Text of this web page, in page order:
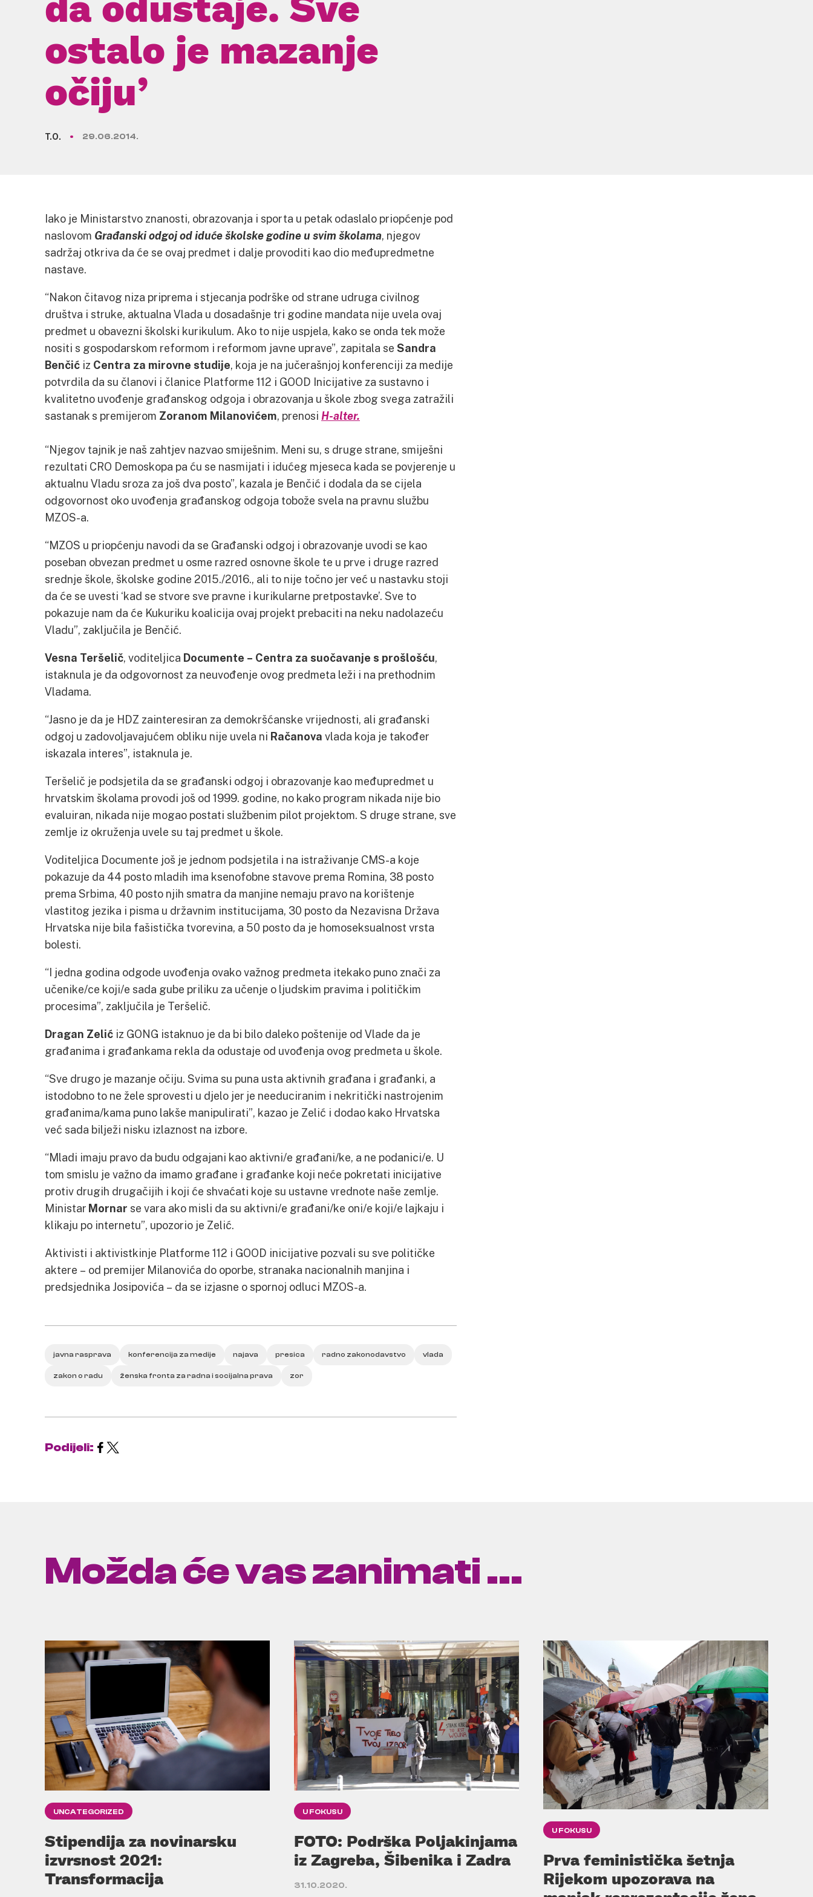
ostalo je mazanje
očiju’
T.O. 29.06.2014.
Iako je Ministarstvo znanosti, obrazovanja i sporta u petak odaslalo priopćenje pod
naslovom Građanski odgoj od iduće školske godine u svim školama, njegov
sadržaj otkriva da će se ovaj predmet i dalje provoditi kao dio međupredmetne
nastave.
“Nakon čitavog niza priprema i stjecanja podrške od strane udruga civilnog
društva i struke, aktualna Vlada u dosadašnje tri godine mandata nije uvela ovaj
predmet u obavezni školski kurikulum. Ako to nije uspjela, kako se onda tek može
nositi s gospodarskom reformom i reformom javne uprave”, zapitala se Sandra
Benčić iz Centra za mirovne studije, koja je na jučerašnjoj konferenciji za medije
potvrdila da su članovi i članice Platforme 112 i GOOD Inicijative za sustavno i
kvalitetno uvođenje građanskog odgoja i obrazovanja u škole zbog svega zatražili
sastanak s premijerom Zoranom Milanovićem, prenosi H-alter.
“Njegov tajnik je naš zahtjev nazvao smiješnim. Meni su, s druge strane, smiješni
rezultati CRO Demoskopa pa ću se nasmijati i idućeg mjeseca kada se povjerenje u
aktualnu Vladu sroza za još dva posto”, kazala je Benčić i dodala da se cijela
odgovornost oko uvođenja građanskog odgoja tobože svela na pravnu službu
MZOS-a.
“MZOS u priopćenju navodi da se Građanski odgoj i obrazovanje uvodi se kao
poseban obvezan predmet u osme razred osnovne škole te u prve i druge razred
srednje škole, školske godine 2015./2016., ali to nije točno jer već u nastavku stoji
da će se uvesti ‘kad se stvore sve pravne i kurikularne pretpostavke’. Sve to
pokazuje nam da će Kukuriku koalicija ovaj projekt prebaciti na neku nadolazeću
Vladu”, zaključila je Benčić.
Vesna Teršelič, voditeljica Documente – Centra za suočavanje s prošlošću,
istaknula je da odgovornost za neuvođenje ovog predmeta leži i na prethodnim
Vladama.
“Jasno je da je HDZ zainteresiran za demokršćanske vrijednosti, ali građanski
odgoj u zadovoljavajućem obliku nije uvela ni Račanova vlada koja je također
iskazala interes”, istaknula je.
Teršelič je podsjetila da se građanski odgoj i obrazovanje kao međupredmet u
hrvatskim školama provodi još od 1999. godine, no kako program nikada nije bio
evaluiran, nikada nije mogao postati službenim pilot projektom. S druge strane, sve
zemlje iz okruženja uvele su taj predmet u škole.
Voditeljica Documente još je jednom podsjetila i na istraživanje CMS-a koje
pokazuje da 44 posto mladih ima ksenofobne stavove prema Romina, 38 posto
prema Srbima, 40 posto njih smatra da manjine nemaju pravo na korištenje
vlastitog jezika i pisma u državnim institucijama, 30 posto da Nezavisna Država
Hrvatska nije bila fašistička tvorevina, a 50 posto da je homoseksualnost vrsta
bolesti.
“I jedna godina odgode uvođenja ovako važnog predmeta itekako puno znači za
učenike/ce koji/e sada gube priliku za učenje o ljudskim pravima i političkim
procesima”, zaključila je Teršelič.
Dragan Zelić iz GONG istaknuo je da bi bilo daleko poštenije od Vlade da je
građanima i građankama rekla da odustaje od uvođenja ovog predmeta u škole.
“Sve drugo je mazanje očiju. Svima su puna usta aktivnih građana i građanki, a
istodobno to ne žele sprovesti u djelo jer je needuciranim i nekritički nastrojenim
građanima/kama puno lakše manipulirati”, kazao je Zelić i dodao kako Hrvatska
već sada bilježi nisku izlaznost na izbore.
“Mladi imaju pravo da budu odgajani kao aktivni/e građani/ke, a ne podanici/e. U
tom smislu je važno da imamo građane i građanke koji neće pokretati inicijative
protiv drugih drugačijih i koji će shvaćati koje su ustavne vrednote naše zemlje.
Ministar Mornar se vara ako misli da su aktivni/e građani/ke oni/e koji/e lajkaju i
klikaju po internetu”, upozorio je Zelić.
Aktivisti i aktivistkinje Platforme 112 i GOOD inicijative pozvali su sve političke
aktere – od premijer Milanovića do oporbe, stranaka nacionalnih manjina i
predsjednika Josipovića – da se izjasne o spornoj odluci MZOS-a.
javna rasprava konferencija za medije najava presica radno zakonodavstvo vlada
zakon o radu ženska fronta za radna i socijalna prava zor
Podijeli:
Možda će vas zanimati ...
UNCATEGORIZED
Stipendija za novinarsku
izvrsnost 2021:
Transformacija
U FOKUSU
FOTO: Podrška Poljakinjama
iz Zagreba, Šibenika i Zadra
31.10.2020.
U FOKUSU
Prva feministička šetnja
Rijekom upozorava na